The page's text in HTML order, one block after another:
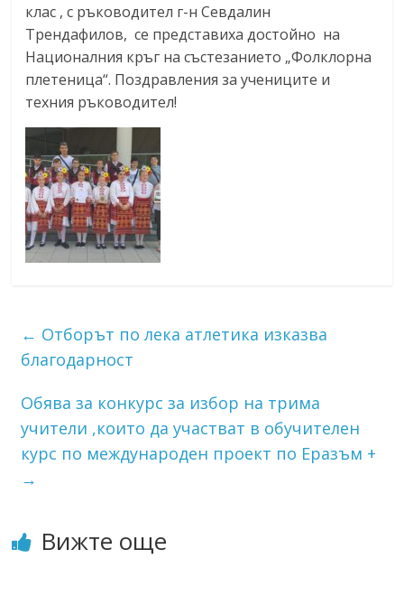
клас , с ръководител г-н Севдалин
Трендафилов, се представиха достойно на
Националния кръг на състезанието „Фолклорна
плетеница“. Поздравления за учениците и
техния ръководител!
← Отборът по лека атлетика изказва
благодарност
Обява за конкурс за избор на трима
учители ,които да участват в обучителен
курс по международен проект по Еразъм +
→
Вижте още